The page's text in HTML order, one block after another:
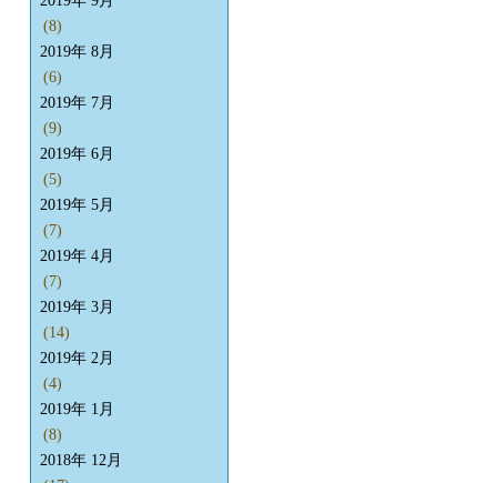
(8)
2019年 8月
(6)
2019年 7月
(9)
2019年 6月
(5)
2019年 5月
(7)
2019年 4月
(7)
2019年 3月
(14)
2019年 2月
(4)
2019年 1月
(8)
2018年 12月